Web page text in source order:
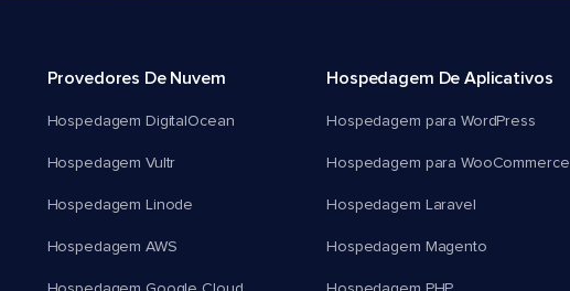
Provedores De Nuvem
Hospedagem DigitalOcean
Hospedagem Vultr
Hospedagem Linode
Hospedagem AWS
Hospedagem De Aplicativos
Hospedagem para WordPress
Hospedagem para WooCommerce
Hospedagem Laravel
Hospedagem Magento